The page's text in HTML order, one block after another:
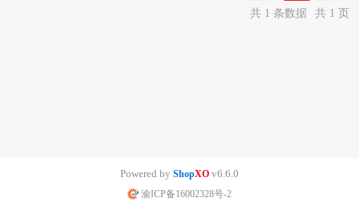
共 1 条数据
共 1 页
Powered by ShopXO v6.6.0
渝ICP备16002328号-2